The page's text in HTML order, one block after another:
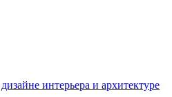
интерьера и архитектуре